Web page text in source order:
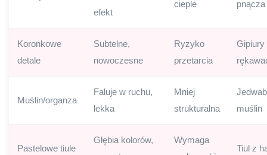
efekt
cieple pnącza
Koronkowe
detale
Subtelne,
nowoczesne
Ryzyko
przetarcia
Gipiury
Muślin/organza
Faluje w ruchu,
lekka
Mniej
strukturalna
muślin
Pastelowe tiule
Głębia kolorów,
Wymaga
Tiul z